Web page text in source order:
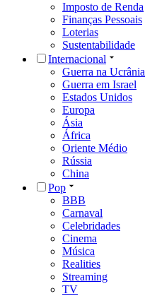
Imposto de Renda
Finanças Pessoais
Loterias
Sustentabilidade
Internacional
Guerra na Ucrânia
Guerra em Israel
Estados Unidos
Europa
Ásia
África
Oriente Médio
Rússia
China
Pop
BBB
Carnaval
Celebridades
Cinema
Música
Realities
Streaming
TV